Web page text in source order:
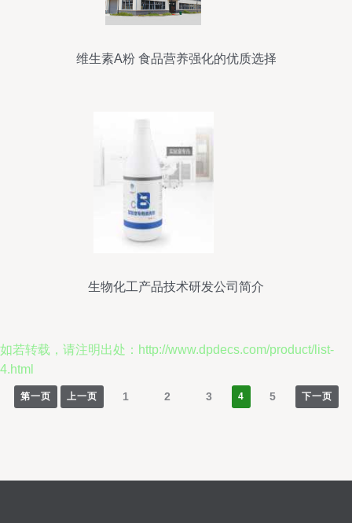
维生素A粉 食品营养强化的优质选择
生物化工产品技术研发公司简介
如若转载，请注明出处：http://www.dpdecs.com/product/list-
4.html
第一页 上一页 1 2 3 4 5 下一页